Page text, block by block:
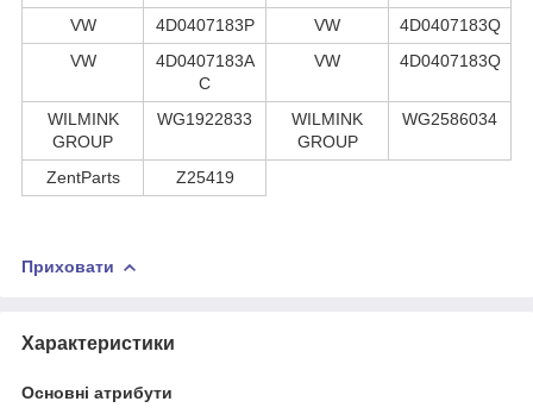
VW
4D0407183P VW
4D0407183Q
VW
4D0407183A
C
VW 4D0407183Q
WILMINK
GROUP
WG1922833
WILMINK
GROUP
WG2586034
ZentParts Z25419
Приховати
Характеристики
Основні атрибути